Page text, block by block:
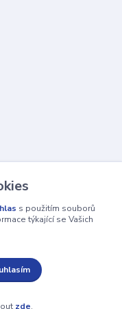
s použitím souborů
týkající se Vašich
zde.